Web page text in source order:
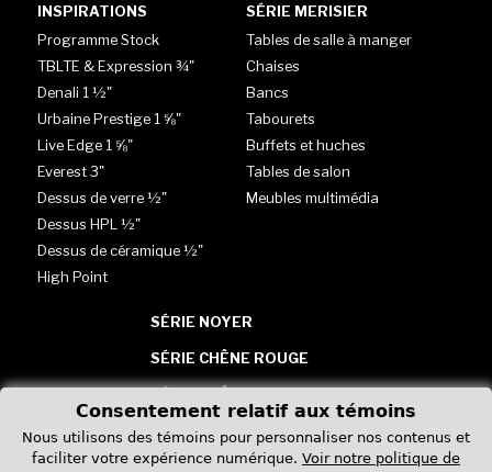
INSPIRATIONS
Programme Stock
TBLTE & Expression ¾"
Denali 1 ½"
Urbaine Prestige 1 ⅝"
Live Edge 1 ⅝"
Everest 3"
Dessus de verre ½"
Dessus HPL ½"
Dessus de céramique ½"
High Point
SÉRIE MERISIER
Tables de salle à manger
Chaises
Bancs
Tabourets
Buffets et huches
Tables de salon
Meubles multimédia
SÉRIE NOYER
SÉRIE CHÊNE ROUGE
TABLES - VERRE, HPL &
CÉRAMIQUE
Consentement relatif aux témoins
Nous utilisons des témoins pour personnaliser nos contenus et
faciliter votre expérience numérique. Voir notre politique de